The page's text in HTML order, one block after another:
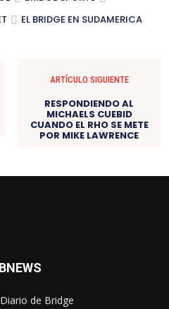
EL BRIDGE EN SUDAMERICA
ARTÍCULO SIGUIENTE
RESPONDIENDO AL
MICHAELS CUEBID
CUANDO EL RHO SE METE
POR MIKE LAWRENCE
de Bridge